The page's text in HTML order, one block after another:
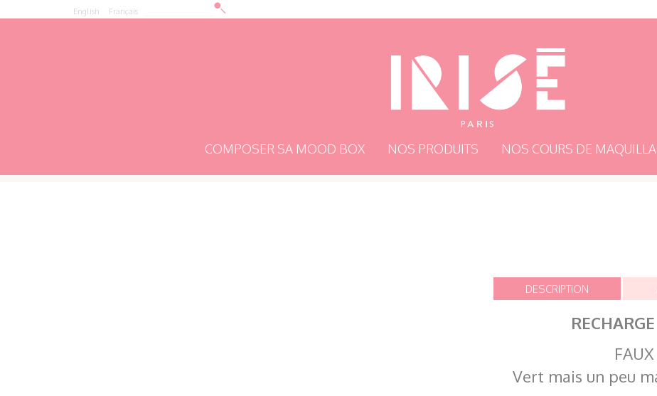
English Français Formulaire de recherche
COMPOSER SA MOOD BOX NOS PRODUITS NOS COURS DE
DESCRIPTION
Vert mais un peu